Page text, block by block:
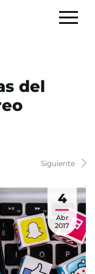
del
Siguiente
4
Abr
2017